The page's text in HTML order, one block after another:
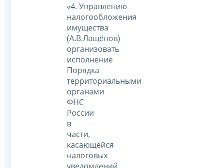
«4. Управлению
налогообложения
имущества
(А.В.Лащёнов)
организовать
исполнение
Порядка
территориальными
органами
ФНС
России
в
части,
касающейся
налоговых
уведомлений